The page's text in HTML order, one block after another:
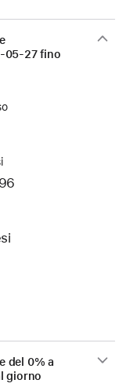
05-27fino
del 0% a
giorno